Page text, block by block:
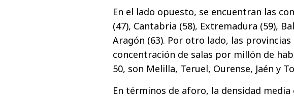
En el lado opuesto, se encuentran las
(47), Cantabria (58), Extremadura (59),
Aragón (63). Por otro lado, las
concentración de salas por millón de
50, son Melilla, Teruel, Ourense, Jaén y
En términos de aforo, la densidad